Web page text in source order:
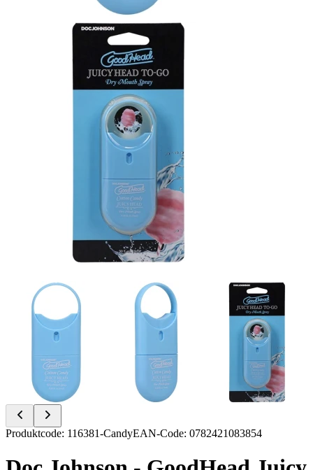
Item
of
Produktcode: 116381-CandyEAN-Code: 0782421083854